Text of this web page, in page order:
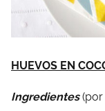
HUEVOS EN
Ingredientes(por